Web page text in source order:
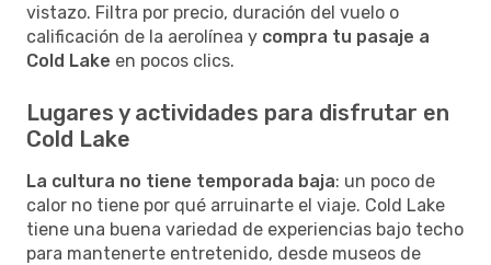
vistazo. Filtra por precio, duración del vuelo o
calificación de la aerolínea y compra tu pasaje a
Cold Lake en pocos clics.
Lugares y actividades para disfrutar en
Cold Lake
La cultura no tiene temporada baja: un poco de
calor no tiene por qué arruinarte el viaje. Cold Lake
tiene una buena variedad de experiencias bajo techo
para mantenerte entretenido, desde museos de